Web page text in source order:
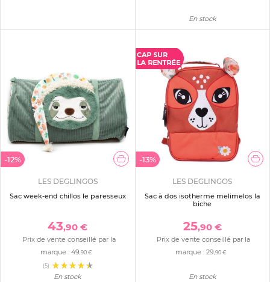
En stock
-12%
LES DEGLINGOS
Sac week-end chillos le paresseux
43,90 €
Prix de vente conseillé par la
marque :49,90 €
(5)
En stock
-13%
LES DEGLINGOS
Sac à dos isotherme melimelos la
biche
25,90 €
Prix de vente conseillé par la
marque :29,90 €
En stock